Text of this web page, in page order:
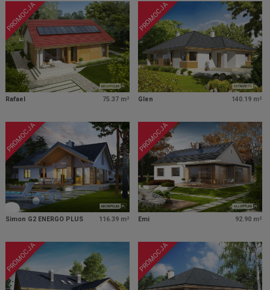
PROMOCJA
Rafael 75.37 m²
PROMOCJA
Glen 140.19 m²
PROMOCJA
Simon G2 ENERGO PLUS 116.39 m²
PROMOCJA
Emi 92.90 m²
PROMOCJA PROMOCJA